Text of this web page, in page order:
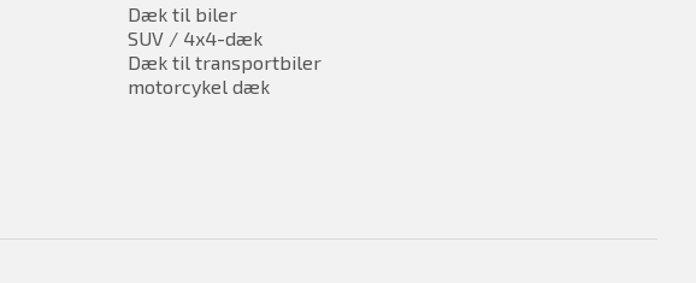
Dæk til biler
SUV / 4x4-dæk
Dæk til transportbiler
motorcykel dæk